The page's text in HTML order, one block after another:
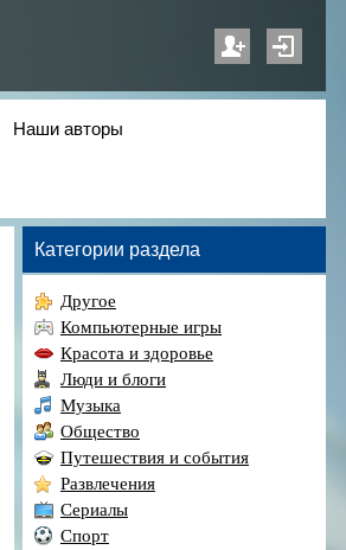
Наши авторы
Категории раздела
Другое
Компьютерные игры
Красота и здоровье
Люди и блоги
Музыка
Общество
Путешествия и события
Развлечения
Сериалы
Спорт